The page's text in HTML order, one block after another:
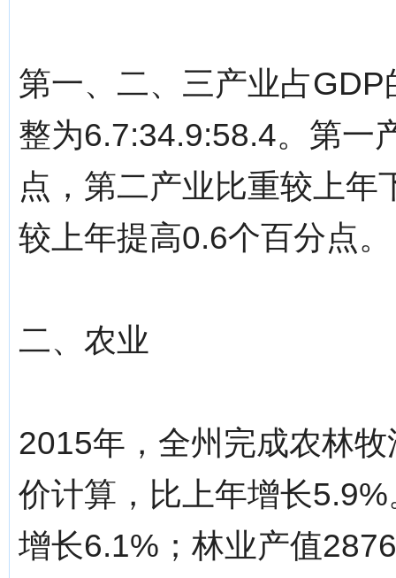
第一、二、三产业占
整为6.7:34.9:58.4。第一
点，第二产业比重较上
较上年提高0.6个百分点。
二、农业
2015年，全州完成农林
价计算，比上年增长
增长6.1%；林业产值